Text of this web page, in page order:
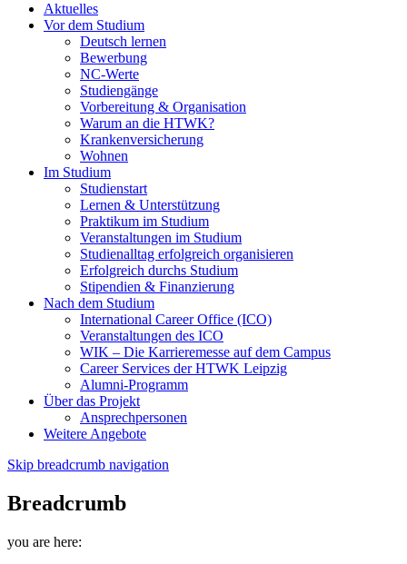
Aktuelles
Vor dem Studium
Deutsch lernen
Bewerbung
NC-Werte
Studiengänge
Vorbereitung & Organisation
Warum an die HTWK?
Krankenversicherung
Wohnen
Im Studium
Studienstart
Lernen & Unterstützung
Praktikum im Studium
Veranstaltungen im Studium
Studienalltag erfolgreich organisieren
Erfolgreich durchs Studium
Stipendien & Finanzierung
Nach dem Studium
International Career Office (ICO)
Veranstaltungen des ICO
WIK – Die Karrieremesse auf dem Campus
Career Services der HTWK Leipzig
Alumni-Programm
Über das Projekt
Ansprechpersonen
Weitere Angebote
Skip breadcrumb navigation
Breadcrumb
you are here: